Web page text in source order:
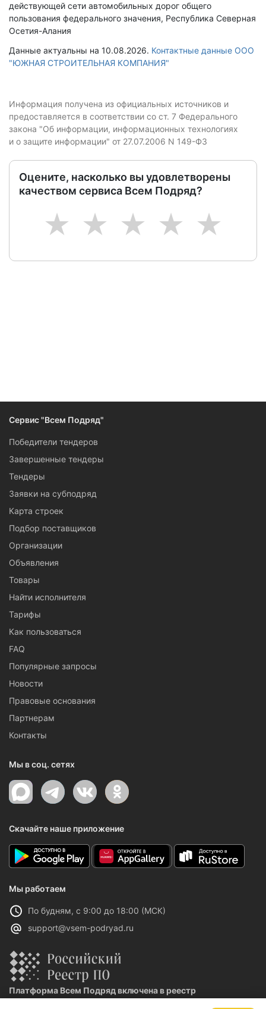
действующей сети автомобильных дорог общего
пользования федерального значения, Республика Северная
Осетия-Алания
Данные актуальны на 10.08.2026. Контактные данные ООО
"ЮЖНАЯ СТРОИТЕЛЬНАЯ КОМПАНИЯ"
Информация получена из официальных источников и
предоставляется в соответствии со ст. 7 Федерального
закона "Об информации, информационных технологиях
и о защите информации" от 27.07.2006 N 149-ФЗ
Оцените, насколько вы удовлетворены
качеством сервиса Всем Подряд?
5
4
3
2
1
Сервис "Всем Подряд"
Победители тендеров
Завершенные тендеры
Тендеры
Заявки на субподряд
Карта строек
Подбор поставщиков
Организации
Объявления
Товары
Найти исполнителя
Тарифы
Как пользоваться
FAQ
Популярные запросы
Новости
Правовые основания
Партнерам
Контакты
Мы в соц. сетях
Скачайте наше приложение
Мы работаем
По будням, с 9:00 до 18:00 (МСК)
support@vsem-podryad.ru
Платформа Всем Подряд включена в реестр